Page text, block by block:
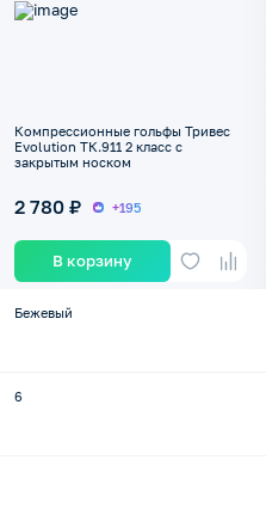
Компрессионные гольфы Тривес
Evolution ТК.911 2 класс с
закрытым носком
2 780 ₽ +195
В корзину
Бежевый
6